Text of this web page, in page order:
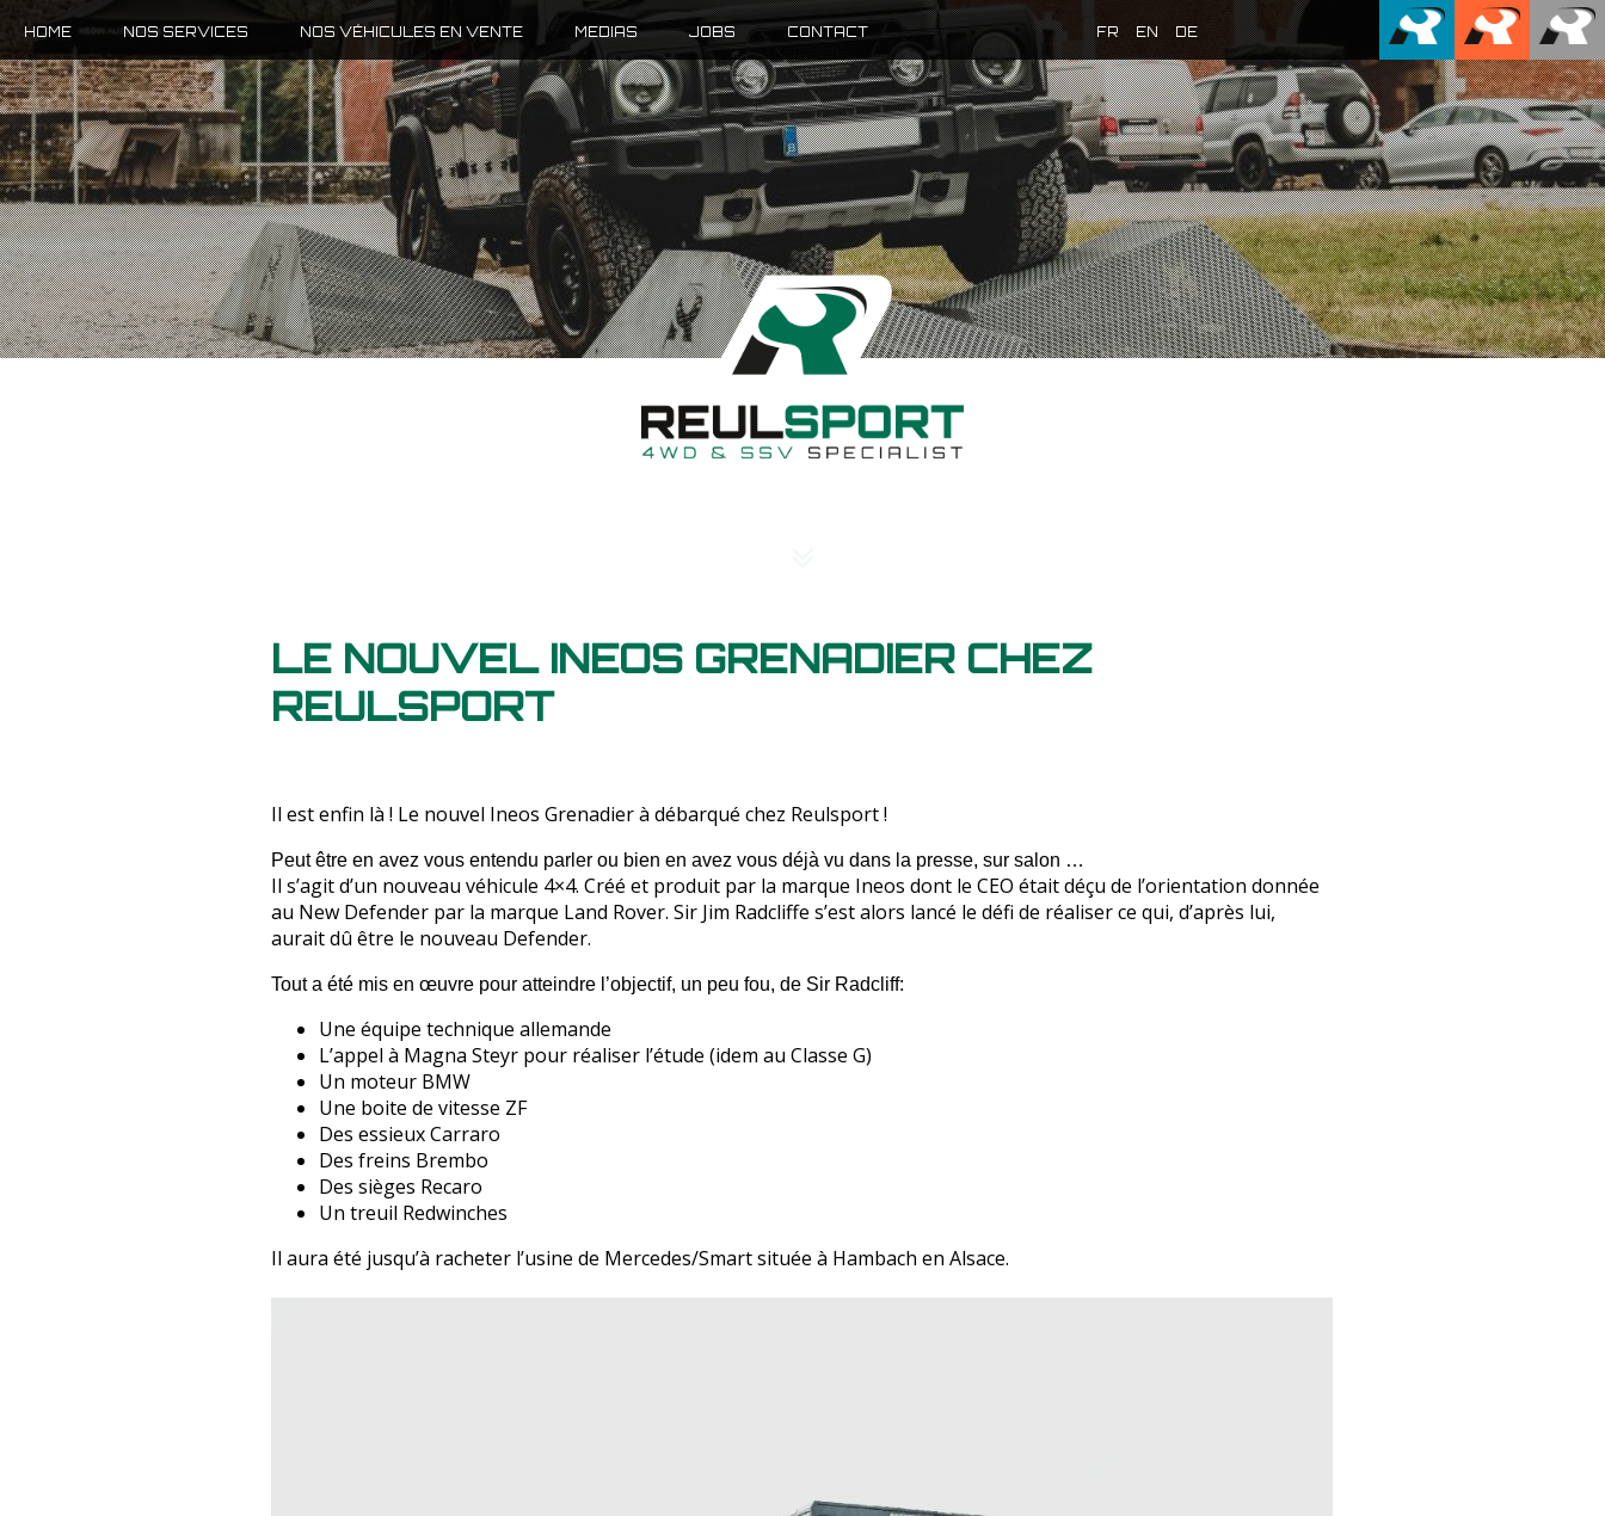
HOME NOS SERVICES NOS VÉHICULES EN VENTE MEDIAS JOBS CONTACT FR EN DE
LE NOUVEL INEOS GRENADIER CHEZ
REULSPORT
Il est enfin là ! Le nouvel Ineos Grenadier à débarqué chez Reulsport !
Peut être en avez vous entendu parler ou bien en avez vous déjà vu dans la presse, sur salon …
Il s’agit d’un nouveau véhicule 4×4. Créé et produit par la marque Ineos dont le CEO était déçu de l’orientation donnée
au New Defender par la marque Land Rover. Sir Jim Radcliffe s’est alors lancé le défi de réaliser ce qui, d’après lui,
aurait dû être le nouveau Defender.
Tout a été mis en œuvre pour atteindre l’objectif, un peu fou, de Sir Radcliff:
Une équipe technique allemande
L’appel à Magna Steyr pour réaliser l’étude (idem au Classe G)
Un moteur BMW
Une boite de vitesse ZF
Des essieux Carraro
Des freins Brembo
Des sièges Recaro
Un treuil Redwinches
Il aura été jusqu’à racheter l’usine de Mercedes/Smart située à Hambach en Alsace.